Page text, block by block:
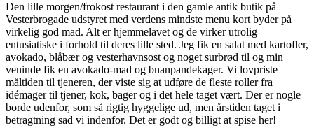
en
oktoberdag
vesterhavsost
Den lille morgen/frokost restaurant i den gamle antik butik på
Vesterbrogade udstyret med verdens mindste menu kort byder på
virkelig god mad. Alt er hjemmelavet og de virker utrolig
entusiatiske i forhold til deres lille sted. Jeg fik en salat med kartofler,
avokado, blåbær og vesterhavnsost og noget surbrød til og min
veninde fik en avokado-mad og bnanpandekager. Vi lovpriste
måltiden til tjeneren, der viste sig at udføre de fleste roller fra
idémager til tjener, kok, bager og i det hele taget vært. Der er nogle
borde udenfor, som så rigtig hyggelige ud, men årstiden taget i
betragtning sad vi indenfor. Det er godt og billigt at spise her!